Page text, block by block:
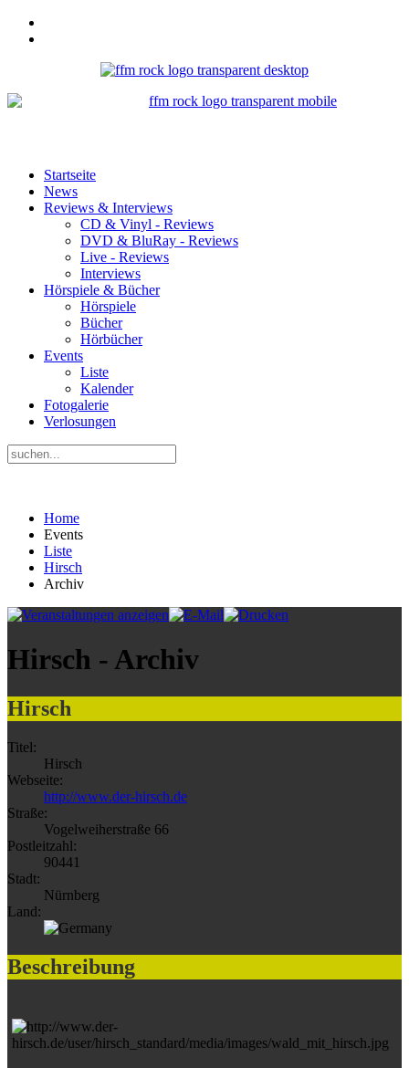
Startseite
News
Reviews & Interviews
CD & Vinyl - Reviews
DVD & BluRay - Reviews
Live - Reviews
Interviews
Hörspiele & Bücher
Hörspiele
Bücher
Hörbücher
Events
Liste
Kalender
Fotogalerie
Verlosungen
Home
Events
Liste
Hirsch
Archiv
Hirsch - Archiv
Hirsch
Titel:
Hirsch
Webseite:
http://www.der-hirsch.de
Straße:
Vogelweiherstraße 66
Postleitzahl:
90441
Stadt:
Nürnberg
Land:
Beschreibung